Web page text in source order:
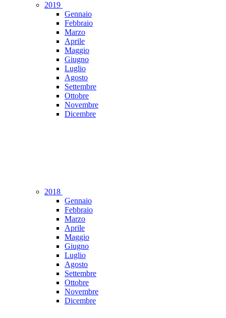
2019
Gennaio
Febbraio
Marzo
Aprile
Maggio
Giugno
Luglio
Agosto
Settembre
Ottobre
Novembre
Dicembre
2018
Gennaio
Febbraio
Marzo
Aprile
Maggio
Giugno
Luglio
Agosto
Settembre
Ottobre
Novembre
Dicembre